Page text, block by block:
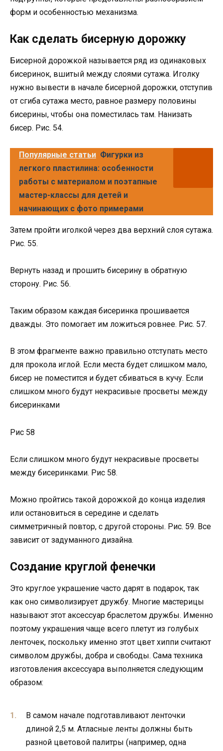
форм и особенностью механизма.
Как сделать бисерную дорожку
Бисерной дорожкой называется ряд из одинаковых
бисеринок, вшитый между слоями сутажа. Иголку
нужно вывести в начале бисерной дорожки, отступив
от сгиба сутажа место, равное размеру половины
бисерины, чтобы она поместилась там. Нанизать
бисер. Рис. 54.
Популярные статьи Фигурки из
легкого пластилина: особенности
работы с материалом и поэтапные
мастер-классы для детей и
начинающих с фото примерами
Затем пройти иголкой через два верхний слоя сутажа.
Рис. 55.
Вернуть назад и прошить бисерину в обратную
сторону. Рис. 56.
Таким образом каждая бисеринка прошивается
дважды. Это помогает им ложиться ровнее. Рис. 57.
В этом фрагменте важно правильно отступать место
для прокола иглой. Если места будет слишком мало,
бисер не поместится и будет сбиваться в кучу. Если
слишком много будут некрасивые просветы между
бисеринками
Рис 58
Если слишком много будут некрасивые просветы
между бисеринками. Рис 58.
Можно пройтись такой дорожкой до конца изделия
или остановиться в середине и сделать
симметричный повтор, с другой стороны. Рис. 59. Все
зависит от задуманного дизайна.
Создание круглой фенечки
Это круглое украшение часто дарят в подарок, так
как оно символизирует дружбу. Многие мастерицы
называют этот аксессуар браслетом дружбы. Именно
поэтому украшения чаще всего плетут из голубых
ленточек, поскольку именно этот цвет хиппи считают
символом дружбы, добра и свободы. Сама техника
изготовления аксессуара выполняется следующим
образом:
В самом начале подготавливают ленточки
длиной 2,5 м. Атласные ленты должны быть
разной цветовой палитры (например, одна